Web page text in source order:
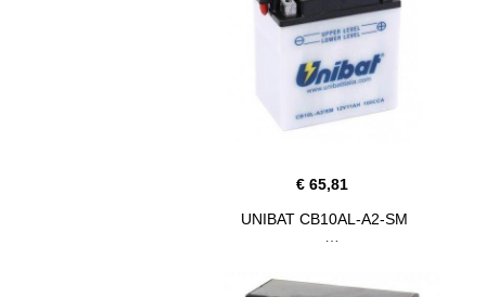
€ 65,81
UNIBAT CB10AL-A2-SM